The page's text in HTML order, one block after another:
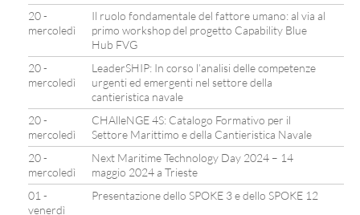
20 -
mercoledì
Il ruolo fondamentale del fattore umano: al via al
primo workshop del progetto Capability Blue
Hub FVG
20 -
mercoledì
LeaderSHIP: In corso l’analisi delle competenze
urgenti ed emergenti nel settore della
cantieristica navale
20 -
mercoledì
CHAlleNGE 4S: Catalogo Formativo per il
Settore Marittimo e della Cantieristica Navale
20 -
mercoledì
Next Maritime Technology Day 2024 – 14
maggio 2024 a Trieste
01 -
venerdì
Presentazione dello SPOKE 3 e dello SPOKE 12